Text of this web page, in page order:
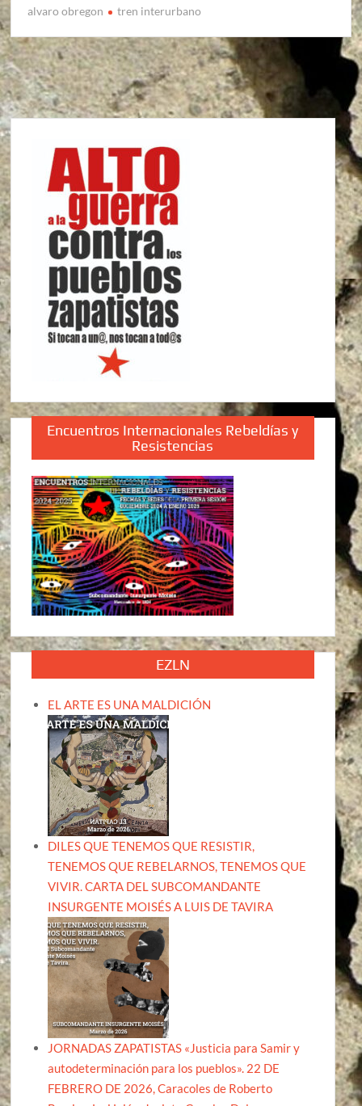
alvaro obregon tren interurbano
Encuentros Internacionales Rebeldías y
Resistencias
EZLN
EL ARTE ES UNA MALDICIÓN
DILES QUE TENEMOS QUE RESISTIR,
TENEMOS QUE REBELARNOS, TENEMOS QUE
VIVIR. CARTA DEL SUBCOMANDANTE
INSURGENTE MOISÉS A LUIS DE TAVIRA
JORNADAS ZAPATISTAS «Justicia para Samir y
autodeterminación para los pueblos». 22 DE
FEBRERO DE 2026, Caracoles de Roberto